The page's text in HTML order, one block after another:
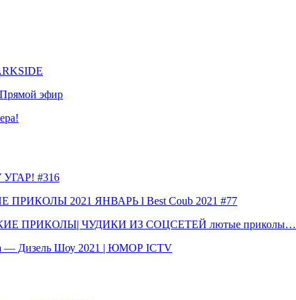
эфир
#316
2021 ЯНВАРЬ l Best Coub 2021 #77
ПРИКОЛЫ| ЧУДИКИ ИЗ СОЦСЕТЕЙ лютые приколы…
Дизель Шоу 2021 | ЮМОР ICTV